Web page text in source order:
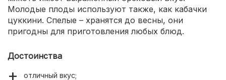
Молодые плоды используют также, как кабачки
цуккини. Спелые – хранятся до весны, они
пригодны для приготовления любых блюд.
Достоинства
отличный вкус;